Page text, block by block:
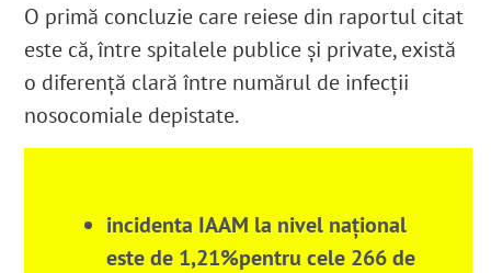
O primă concluzie care reiese din raportul citat
este că, între spitalele publice și private, există
o diferență clară între numărul de infecții
nosocomiale depistate.
incidenta IAAM la nivel național
este de 1,21%pentru cele 266 de